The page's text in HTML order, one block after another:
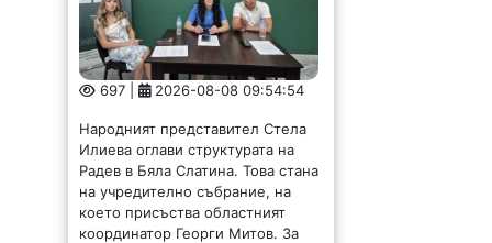
697 | 2026-08-08 09:54:54
Народният представител Стела
Илиева оглави структурата на
Радев в Бяла Слатина. Това стана
на учредително събрание, на
което присъства областният
координатор Георги Митов. За